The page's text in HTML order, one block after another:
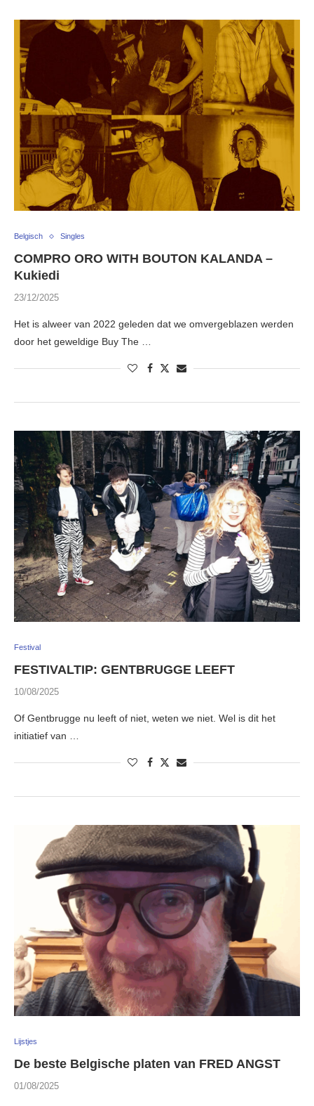
Belgisch Singles
COMPRO ORO WITH BOUTON KALANDA –
Kukiedi
23/12/2025
Het is alweer van 2022 geleden dat we omvergeblazen werden
door het geweldige Buy The …
Festival
FESTIVALTIP: GENTBRUGGE LEEFT
10/08/2025
Of Gentbrugge nu leeft of niet, weten we niet. Wel is dit het
initiatief van …
Lijstjes
De beste Belgische platen van FRED ANGST
01/08/2025